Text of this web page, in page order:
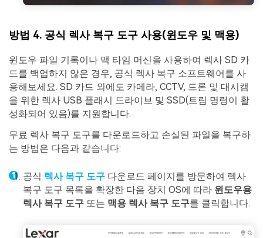
방법 4. 공식 렉사 복구 도구 사용(윈도우 및 맥용)
윈도우 파일 기록이나 맥 타임 머신을 사용하여 렉사 SD 카
드를 백업하지 않은 경우, 공식 렉사 복구 소프트웨어를 사
용해보세요. SD 카드 외에도 카메라, CCTV, 드론 및 대시캠
을 위한 렉사 USB 플래시 드라이브 및 SSD(트림 명령이 활
성화되어 있음)를 지원합니다.
무료 렉사 복구 도구를 다운로드하고 손실된 파일을 복구하
는 방법은 다음과 같습니다:
공식 렉사 복구 도구 다운로드 페이지를 방문하여 렉사
복구 도구 목록을 확장한 다음 장치 OS에 따라 윈도우용
렉사 복구 도구 또는 맥용 렉사 복구 도구를 클릭합니다.